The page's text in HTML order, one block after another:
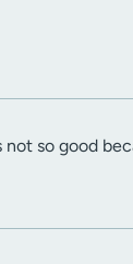
so good